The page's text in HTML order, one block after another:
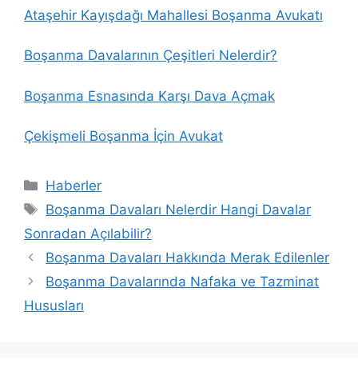
Ataşehir Kayışdağı Mahallesi Boşanma Avukatı
Boşanma Davalarının Çeşitleri Nelerdir?
Boşanma Esnasında Karşı Dava Açmak
Çekişmeli Boşanma İçin Avukat
Kategoriler
Haberler
Etiketler
Boşanma Davaları Nelerdir Hangi Davalar
Sonradan Açılabilir?
Boşanma Davaları Hakkında Merak Edilenler
Boşanma Davalarında Nafaka ve Tazminat
Hususları